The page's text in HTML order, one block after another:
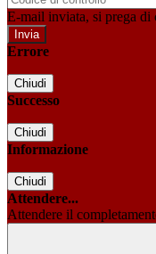
E-mail inviata, si prega di
Errore
Chiudi
Successo
Chiudi
Informazione
Chiudi
Attendere...
Attendere il